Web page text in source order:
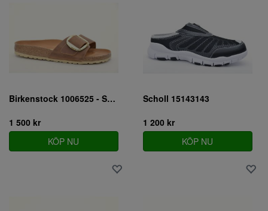
Birkenstock 1006525 - SMAL
1 500 kr
KÖP NU
Scholl 15143143
1 200 kr
KÖP NU